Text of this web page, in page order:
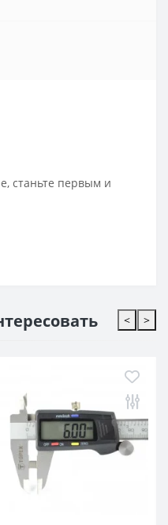
станьте первым и
< >